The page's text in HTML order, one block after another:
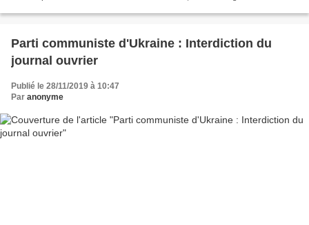
Parti communiste d'Ukraine : Interdiction du
journal ouvrier
Publié le 28/11/2019 à 10:47
Par anonyme